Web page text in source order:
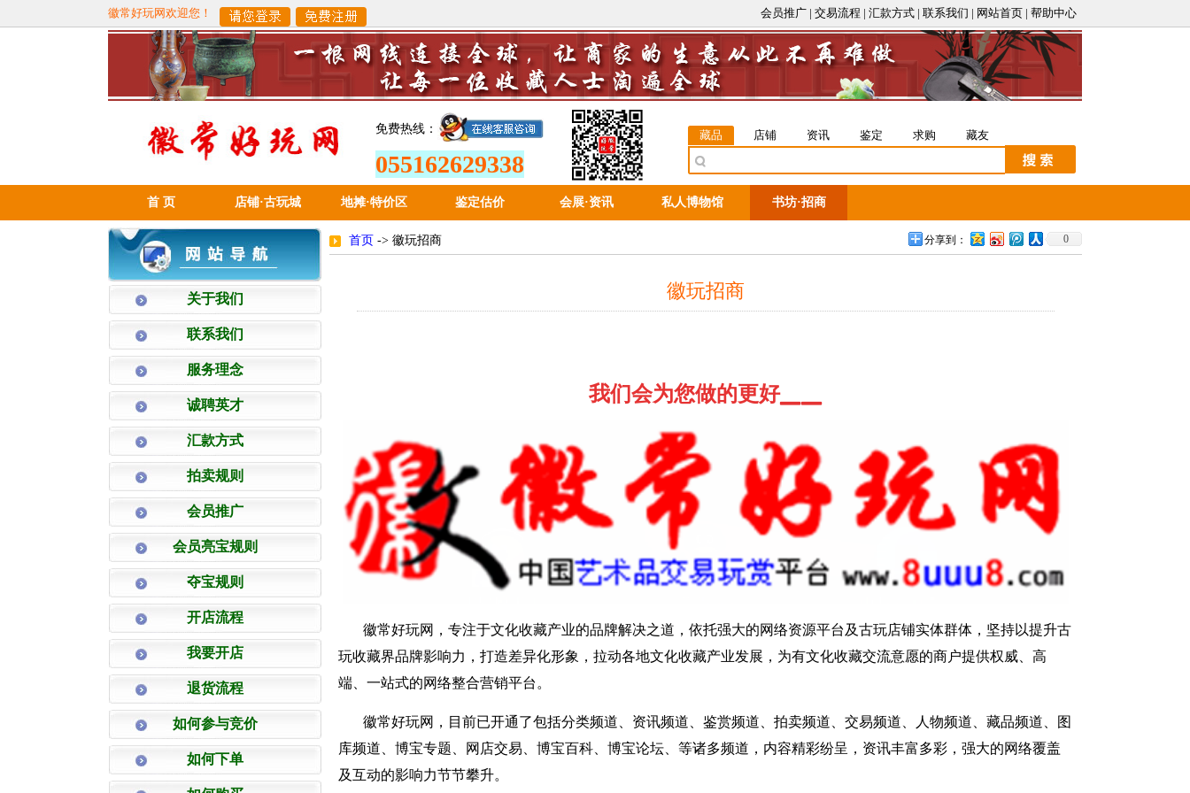
徽常好玩网欢迎您！ 会员推广 | 交易流程 | 汇款方式 | 联系我们 | 网站首页 | 帮助中心
免费热线：
055162629338
藏品 店铺 资讯 鉴定 求购 藏友
首 页 店铺·古玩城 地摊·特价区 鉴定估价 会展·资讯 私人博物馆 书坊·招商
关于我们
联系我们
服务理念
诚聘英才
汇款方式
拍卖规则
会员推广
会员亮宝规则
夺宝规则
开店流程
我要开店
退货流程
如何参与竞价
如何下单
首页 -> 徽玩招商 分享到： 0
徽玩招商
我们会为您做的更好▁▁
徽常好玩网，专注于文化收藏产业的品牌解决之道，依托强大的网络资源平台及古玩店铺实体群体，坚持以提升古
玩收藏界品牌影响力，打造差异化形象，拉动各地文化收藏产业发展，为有文化收藏交流意愿的商户提供权威、高
端、一站式的网络整合营销平台。
徽常好玩网，目前已开通了包括分类频道、资讯频道、鉴赏频道、拍卖频道、交易频道、人物频道、藏品频道、图
库频道、博宝专题、网店交易、博宝百科、博宝论坛、等诸多频道，内容精彩纷呈，资讯丰富多彩，强大的网络覆盖
及互动的影响力节节攀升。